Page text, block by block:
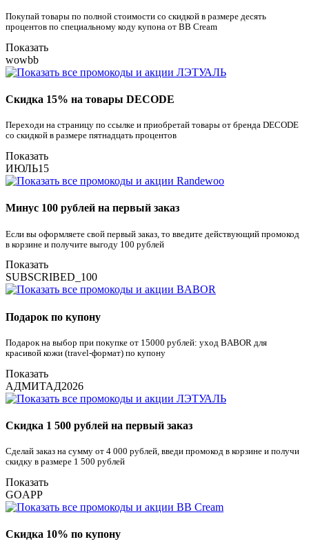
Покупай товары по полной стоимости со скидкой в размере десять
процентов по специальному коду купона от BB Cream
Показать
wowbb
Скидка 15% на товары DECODE
Переходи на страницу по ссылке и приобретай товары от бренда DECODE
со скидкой в размере пятнадцать процентов
Показать
ИЮЛЬ15
Минус 100 рублей на первый заказ
Если вы оформляете свой первый заказ, то введите действующий промокод
в корзине и получите выгоду 100 рублей
Показать
SUBSCRIBED_100
Подарок по купону
Подарок на выбор при покупке от 15000 рублей: уход BABOR для
красивой кожи (travel-формат) по купону
Показать
АДМИТАД2026
Скидка 1 500 рублей на первый заказ
Сделай заказ на сумму от 4 000 рублей, введи промокод в корзине и получи
скидку в размере 1 500 рублей
Показать
GOAPP
Скидка 10% по купону